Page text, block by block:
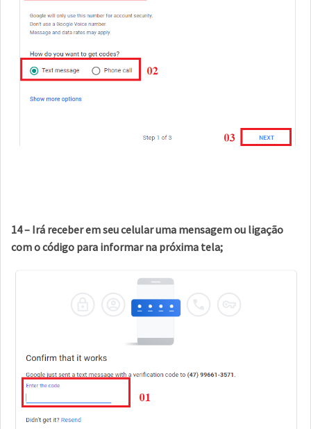
14 – Irá receber em seu celular uma mensagem ou ligação
com o código para informar na próxima tela;